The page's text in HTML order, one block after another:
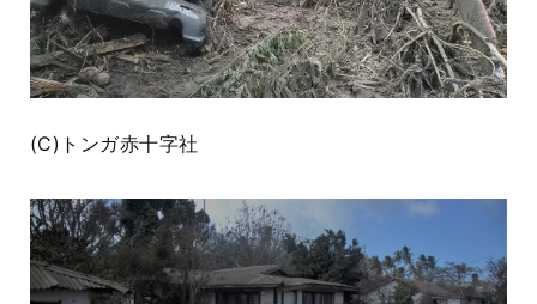
(C)トンガ赤十字社